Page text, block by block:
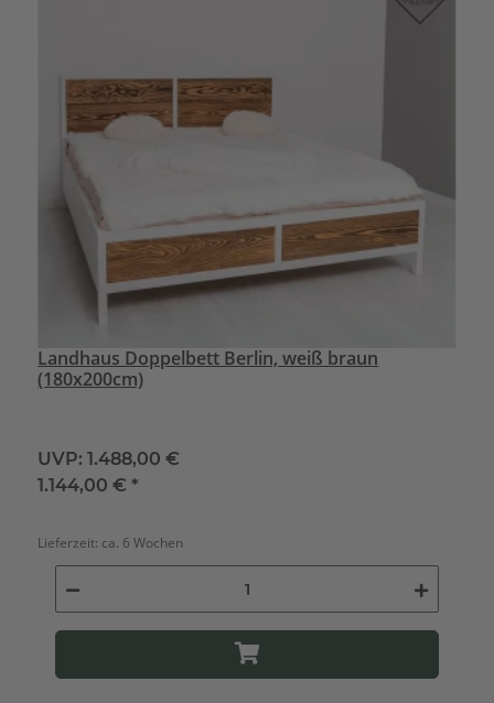
Landhaus Doppelbett Berlin, weiß braun
(180x200cm)
UVP: 1.488,00 €
1.144,00 €*
Lieferzeit: ca. 6 Wochen